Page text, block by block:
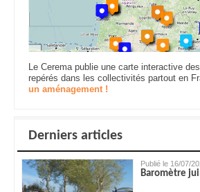
Le Cerema publie une carte interactive
repérés dans les collectivités partout en
un aménagement !
Derniers articles
Publié le 16/07/
Baromètre